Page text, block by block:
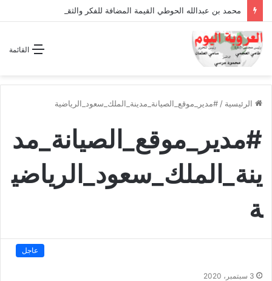
محمد بن عبدالله الحوطي القيمة المضافة للفكر والثقافة والتاريخ !
القائمة
الرئيسية / #مدير_موقع_الصيانة_مدينة_الملك_سعود_الرياضية
#مدير_موقع_الصيانة_مد
ينة_الملك_سعود_الرياضي
ة
عاجل
3 سبتمبر، 2020